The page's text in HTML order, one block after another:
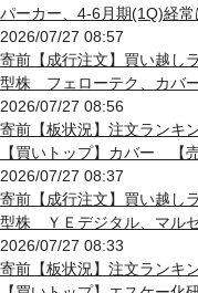
パーカー、4-6月期(1Q)経
2026/07/27 08:57
寄前【成行注文】買い越し
型株 フェローテク、カバ
2026/07/27 08:56
寄前【板状況】注文ランキ
【買いトップ】カバー 【
2026/07/27 08:37
寄前【成行注文】買い越し
型株 ＹＥデジタル、マル
2026/07/27 08:33
寄前【板状況】注文ランキ